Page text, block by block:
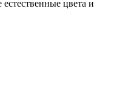
цвета и